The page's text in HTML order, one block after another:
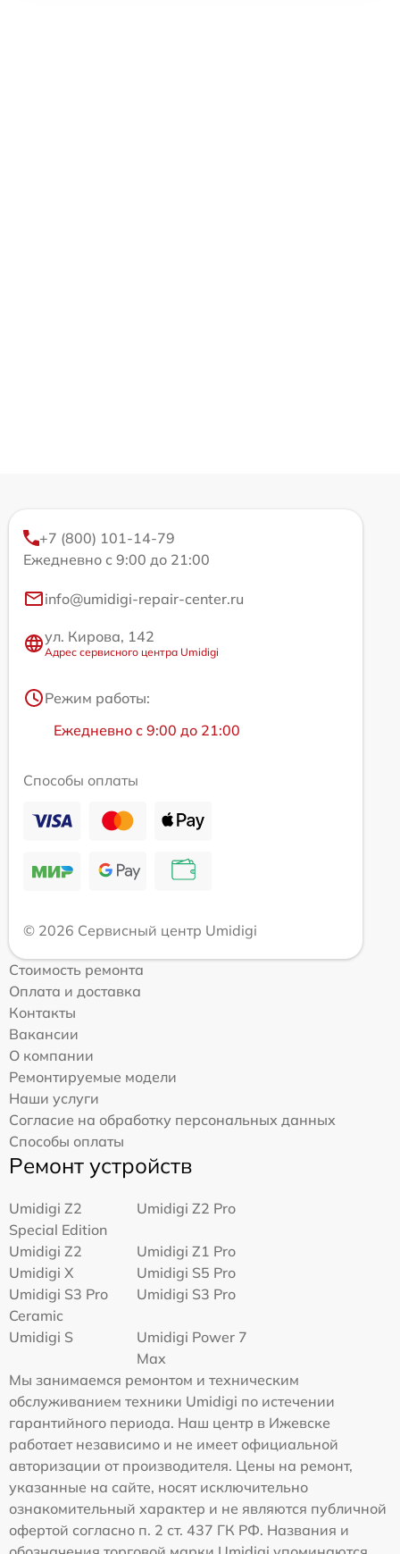
+7 (800) 101-14-79
Ежедневно с 9:00 до 21:00
info@umidigi-repair-center.ru
ул. Кирова, 142
Адрес сервисного центра Umidigi
Режим работы:
Ежедневно с 9:00 до 21:00
Способы оплаты
© 2026 Сервисный центр Umidigi
Стоимость ремонта
Оплата и доставка
Контакты
Вакансии
О компании
Ремонтируемые модели
Наши услуги
Согласие на обработку персональных данных
Способы оплаты
Ремонт устройств
Umidigi Z2
Special Edition
Umidigi Z2 Pro
Umidigi Z2
Umidigi Z1 Pro
Umidigi X
Umidigi S5 Pro
Umidigi S3 Pro
Ceramic
Umidigi S3 Pro
Umidigi S
Umidigi Power 7
Max
Мы занимаемся ремонтом и техническим
обслуживанием техники Umidigi по истечении
гарантийного периода. Наш центр в Ижевске
работает независимо и не имеет официальной
авторизации от производителя. Цены на ремонт,
указанные на сайте, носят исключительно
ознакомительный характер и не являются публичной
офертой согласно п. 2 ст. 437 ГК РФ. Названия и